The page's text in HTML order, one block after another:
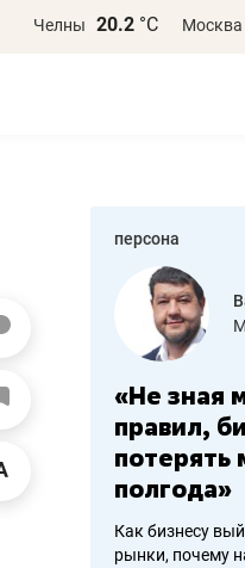
Челны 20.2 °С Москва
персона
работа «Не зная
правил,
потерять
полгода»
Как бизнесу
рынки, почему